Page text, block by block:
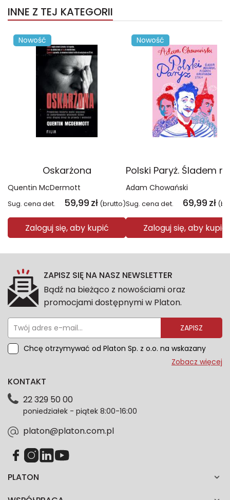
INNE Z TEJ KATEGORII
Nowość
Oskarżona
Quentin McDermott
Sug. cena det. 59,99 zł (brutto)
Zaloguj się, aby kupić
Nowość
Adam Chowański
Sug. cena det. 69,99 zł
Zaloguj się, aby kupić
ZAPISZ SIĘ NA NASZ NEWSLETTER
Bądź na bieżąco z nowościami oraz
promocjami dostępnymi w Platon.
ZAPISZ
Chcę otrzymywać od Platon Sp. z o.o. na wskazany
przeze mnie adres e-mail informacje marketingowe
dotyczące danych osobowych znajdziesz w naszej
każdym czasie. Wycofanie zgody nie wpłynie na
zgodność z prawem przetwarzania dokonanego przed
Zobacz więcej
PLATON
KONTAKT
22 329 50 00
poniedziałek - piątek 8:00-16:00
platon@platon.com.pl